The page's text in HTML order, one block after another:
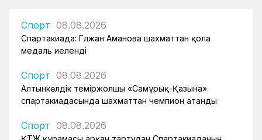
Спорт 08.08.2026
Спартакиада: Гүлжан Аманова шахматтан қола
медаль иеленді
Спорт 08.08.2026
Алтынкөлдік теміржолшы «Самұрық-Қазына»
спартакиадасында шахматтан чемпион атанды
Спорт 08.08.2026